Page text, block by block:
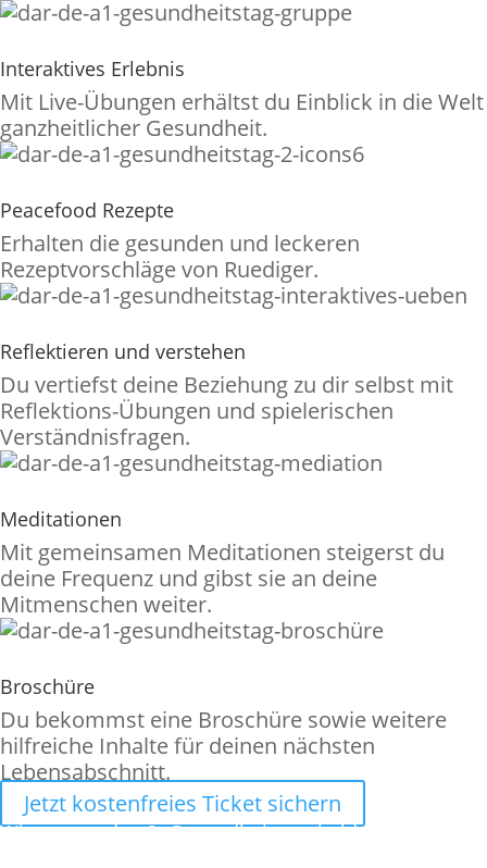
Interaktives Erlebnis
Mit Live-Übungen erhältst du Einblick in die Welt
ganzheitlicher Gesundheit.
Peacefood Rezepte
Erhalten die gesunden und leckeren
Rezeptvorschläge von Ruediger.
Reflektieren und verstehen
Du vertiefst deine Beziehung zu dir selbst mit
Reflektions-Übungen und spielerischen
Verständnisfragen.
Meditationen
Mit gemeinsamen Meditationen steigerst du
deine Frequenz und gibst sie an deine
Mitmenschen weiter.
Broschüre
Du bekommst eine Broschüre sowie weitere
hilfreiche Inhalte für deinen nächsten
Lebensabschnitt.
Jetzt kostenfreies Ticket sichern
Wir starten den 2. Gesundheitstag bald. Noch: